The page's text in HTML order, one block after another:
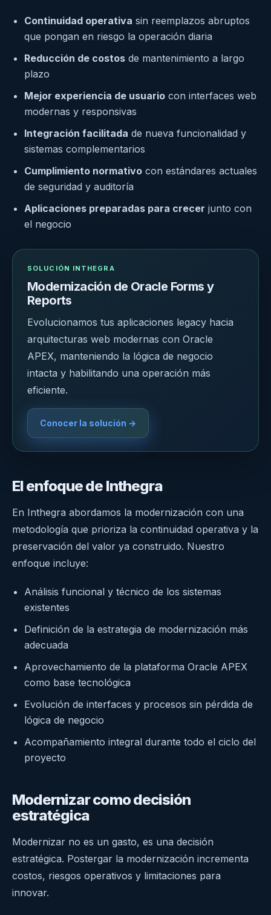
Continuidad operativa sin reemplazos abruptos
que pongan en riesgo la operación diaria
Reducción de costos de mantenimiento a largo
plazo
Mejor experiencia de usuario con interfaces web
modernas y responsivas
Integración facilitada de nueva funcionalidad y
sistemas complementarios
Cumplimiento normativo con estándares actuales
de seguridad y auditoría
Aplicaciones preparadas para crecer junto con
el negocio
SOLUCIÓN INTHEGRA
Modernización de Oracle Forms y
Reports
Evolucionamos tus aplicaciones legacy hacia
arquitecturas web modernas con Oracle
APEX, manteniendo la lógica de negocio
intacta y habilitando una operación más
eficiente.
Conocer la solución →
El enfoque de Inthegra
En Inthegra abordamos la modernización con una
metodología que prioriza la continuidad operativa y la
preservación del valor ya construido. Nuestro
enfoque incluye:
Análisis funcional y técnico de los sistemas
existentes
Definición de la estrategia de modernización más
adecuada
Aprovechamiento de la plataforma Oracle APEX
como base tecnológica
Evolución de interfaces y procesos sin pérdida de
lógica de negocio
Acompañamiento integral durante todo el ciclo del
proyecto
Modernizar como decisión
estratégica
Modernizar no es un gasto, es una decisión
estratégica. Postergar la modernización incrementa
costos, riesgos operativos y limitaciones para
innovar.